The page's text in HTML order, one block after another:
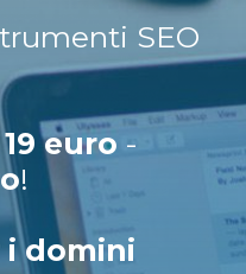
SEO
euro -
!
i domini